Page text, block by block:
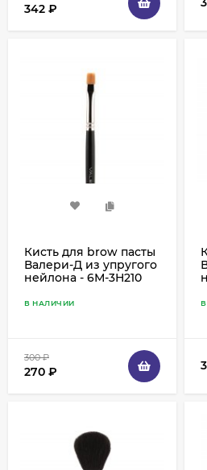
342 ₽
Кисть для brow пасты
Валери-Д из упругого
нейлона - 6М-3Н210
В НАЛИЧИИ
300₽
270 ₽